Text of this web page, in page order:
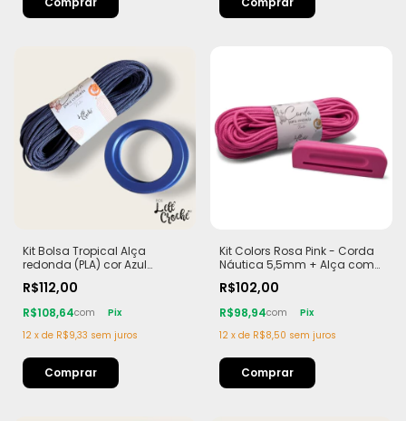
Kit Bolsa Tropical Alça
redonda (PLA) cor Azul
5,5mm
R$112,00
R$108,64com
Pix
12 x de R$9,33 sem juros
Kit Colors Rosa Pink - Corda
Náutica 5,5mm + Alça com
R$102,00
R$98,94com
Pix
12 x de R$8,50 sem juros